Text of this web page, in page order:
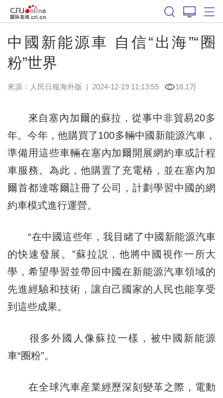
中國新能源車 自信“出海”“圈
粉”世界
來源： 人民日報海外版 | 2024-12-19 11:13:55 18.1万
來自塞內加爾的蘇拉，從事中非貿易20多
年。今年，他購買了100多輛中國新能源汽車，
準備用這些車輛在塞內加爾開展網約車或計程
車服務。為此，他購置了充電樁，並在塞內加
爾首都達喀爾註冊了公司，計劃學習中國的網
約車模式進行運營。
“在中國這些年，我目睹了中國新能源汽車
的快速發展。”蘇拉説，他將中國視作一所大
學，希望學習並帶回中國在新能源汽車領域的
先進經驗和技術，讓自己國家的人民也能享受
到這些成果。
很多外國人像蘇拉一樣，被中國新能源
車“圈粉”。
在全球汽車産業經歷深刻變革之際，電動